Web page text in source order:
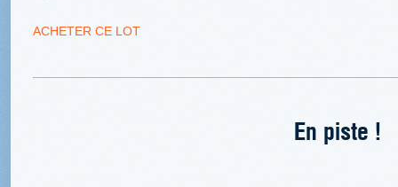
ACHETER CE LOT
En piste !